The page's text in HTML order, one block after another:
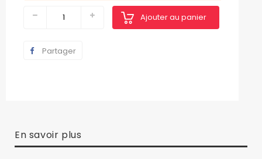
Ajouter au panier
Partager
En savoir plus